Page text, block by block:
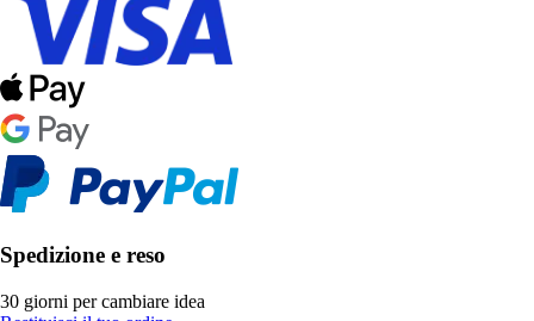
Spedizione e reso
30 giorni per cambiare idea